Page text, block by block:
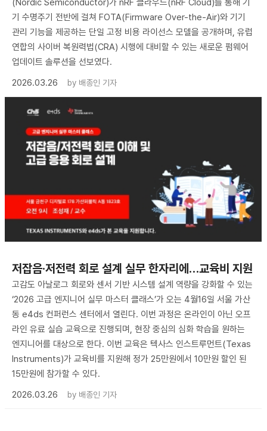
(Nordic Semiconductor)가 nRF 클라우드(nRF Cloud)를 통해 기
기 수명주기 전반에 걸쳐 FOTA(Firmware Over-the-Air)와 기기
관리 기능을 제공하는 단일 고정 비용 라이선스 모델을 공개하며, 유럽
연합의 사이버 복원력법(CRA) 시행에 대비할 수 있는 새로운 펌웨어
업데이트 솔루션을 선보였다.
2026.03.26
by 배종인 기자
저잡음·저전력 회로 설계 실무 한자리에…교육비 지원
고감도 아날로그 회로와 센서 기반 시스템 설계 역량을 강화할 수 있는
‘2026 고급 엔지니어 실무 마스터 클래스’가 오는 4월16일 서울 가산
동 e4ds 컨퍼런스 센터에서 열린다. 이번 과정은 온라인이 아닌 오프
라인 유료 실습 교육으로 진행되며, 현장 중심의 심화 학습을 원하는
엔지니어를 대상으로 한다. 이번 교육은 텍사스 인스트루먼트(Texas
Instruments)가 교육비를 지원해 정가 25만원에서 10만원 할인 된
15만원에 참가할 수 있다.
2026.03.26
by 배종인 기자